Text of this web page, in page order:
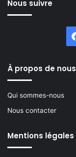
Nous suivre
À propos de nous
Qui sommes-nous
Nous contacter
Mentions légales